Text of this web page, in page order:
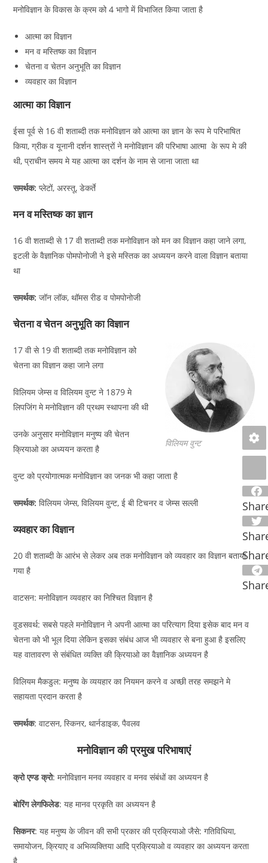
मनोविज्ञान के विकास के क्रम को 4 भागो में विभाजित किया जाता है
आत्मा का विज्ञान
मन व मस्तिष्क का विज्ञान
चेतना व चेतन अनुभूति का विज्ञान
व्यवहार का विज्ञान
आत्मा का विज्ञान
ईसा पूर्व से 16 वी शताब्दी तक मनोविज्ञान को आत्मा का ज्ञान के रूप मे परिभाषित
किया, ग्रीक व यूनानी दर्शन शास्त्रों ने मनोविज्ञान की परिभाषा आत्मा के रूप मे की
थी, प्राचीन समय मे यह आत्मा का दर्शन के नाम से जाना जाता था
समर्थक: प्लेटों, अरस्तू, डेकर्ते
मन व मस्तिष्क का ज्ञान
16 वी शताब्दी से 17 वी शताब्दी तक मनोविज्ञान को मन का विज्ञान कहा जाने लगा,
इटली के वैज्ञानिक पोमपोनोजी ने इसे मस्तिक का अध्ययन करने वाला विज्ञान बताया
था
समर्थक: जॉन लॉक, थॉमस रीड व पोमपोनोजी
चेतना व चेतन अनुभूति का विज्ञान
विलियम वुन्ट
17 वी से 19 वी शताब्दी तक मनोविज्ञान को
चेतना का विज्ञान कहा जाने लगा
विलियम जेम्स व विलियम वुन्ट ने 1879 मे
लिपजिंग मे मनोविज्ञान की प्रथम स्थापना की थी
उनके अनुसार मनोविज्ञान मनुष्य की चेतन
क्रियाओ का अध्ययन करता है
वुन्ट को प्रयोगात्मक मनोविज्ञान का जनक भी कहा जाता है
समर्थक: विलियम जेम्स, विलियम वुन्ट, ई बी टिचनर व जेम्स सल्ली
व्यवहार का विज्ञान
20 वी शताब्दी के आरंभ से लेकर अब तक मनोविज्ञान को व्यवहार का विज्ञान बताया
गया है
वाटसन: मनोविज्ञान व्यवहार का निश्चित विज्ञान है
वूडसवर्थ: सबसे पहले मनोविज्ञान ने अपनी आत्मा का परित्याग दिया इसेक बाद मन व
चेतना को भी भूल दिया लेकिन इसका संबंध आज भी व्यवहार से बना हुआ है इसलिए
यह वातावरण से संबंधित व्यक्ति की क्रियाओ का वैज्ञानिक अध्ययन है
विलियम मैकडुल: मनुष्य के व्ययहार का नियमन करने व अच्छी तरह समझने मे
सहायता प्रदान करता है
समर्थक: वाटसन, स्किनर, थार्नडाइक, पैवलव
मनोविज्ञान की प्रमुख परिभाषाएं
क्रो एण्ड क्रो: मनोविज्ञान मनव व्यवहार व मनव संबंधों का अध्ययन है
बोरिंग लेगफिलेड: यह मानव प्रकृति का अध्ययन है
सिकनर: यह मनुष्य के जीवन की सभी प्रकार की प्रक्रियाओ जैसे: गतिविधिया,
समायोजन, क्रियाए व अभिव्यक्तिया आदि प्रक्रियाओ व व्यवहार का अध्ययन करता